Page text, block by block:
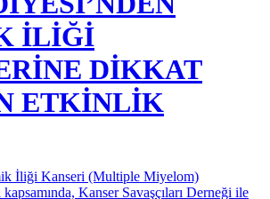
İLİĞİ
DİKKAT
ETKİNLİK